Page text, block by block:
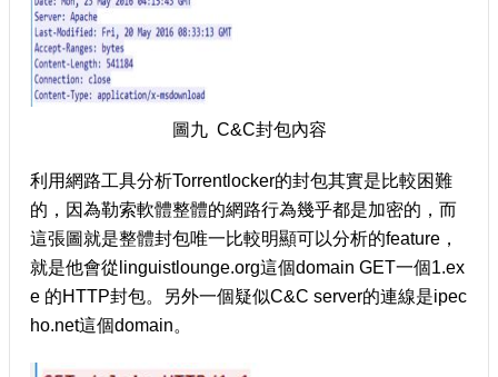
圖九 C&C封包內容
利用網路工具分析Torrentlocker的封包其實是比較困難
的，因為勒索軟體整體的網路行為幾乎都是加密的，而
這張圖就是整體封包唯一比較明顯可以分析的feature，
就是他會從linguistlounge.org這個domain GET一個1.ex
e 的HTTP封包。另外一個疑似C&C server的連線是ipec
ho.net這個domain。